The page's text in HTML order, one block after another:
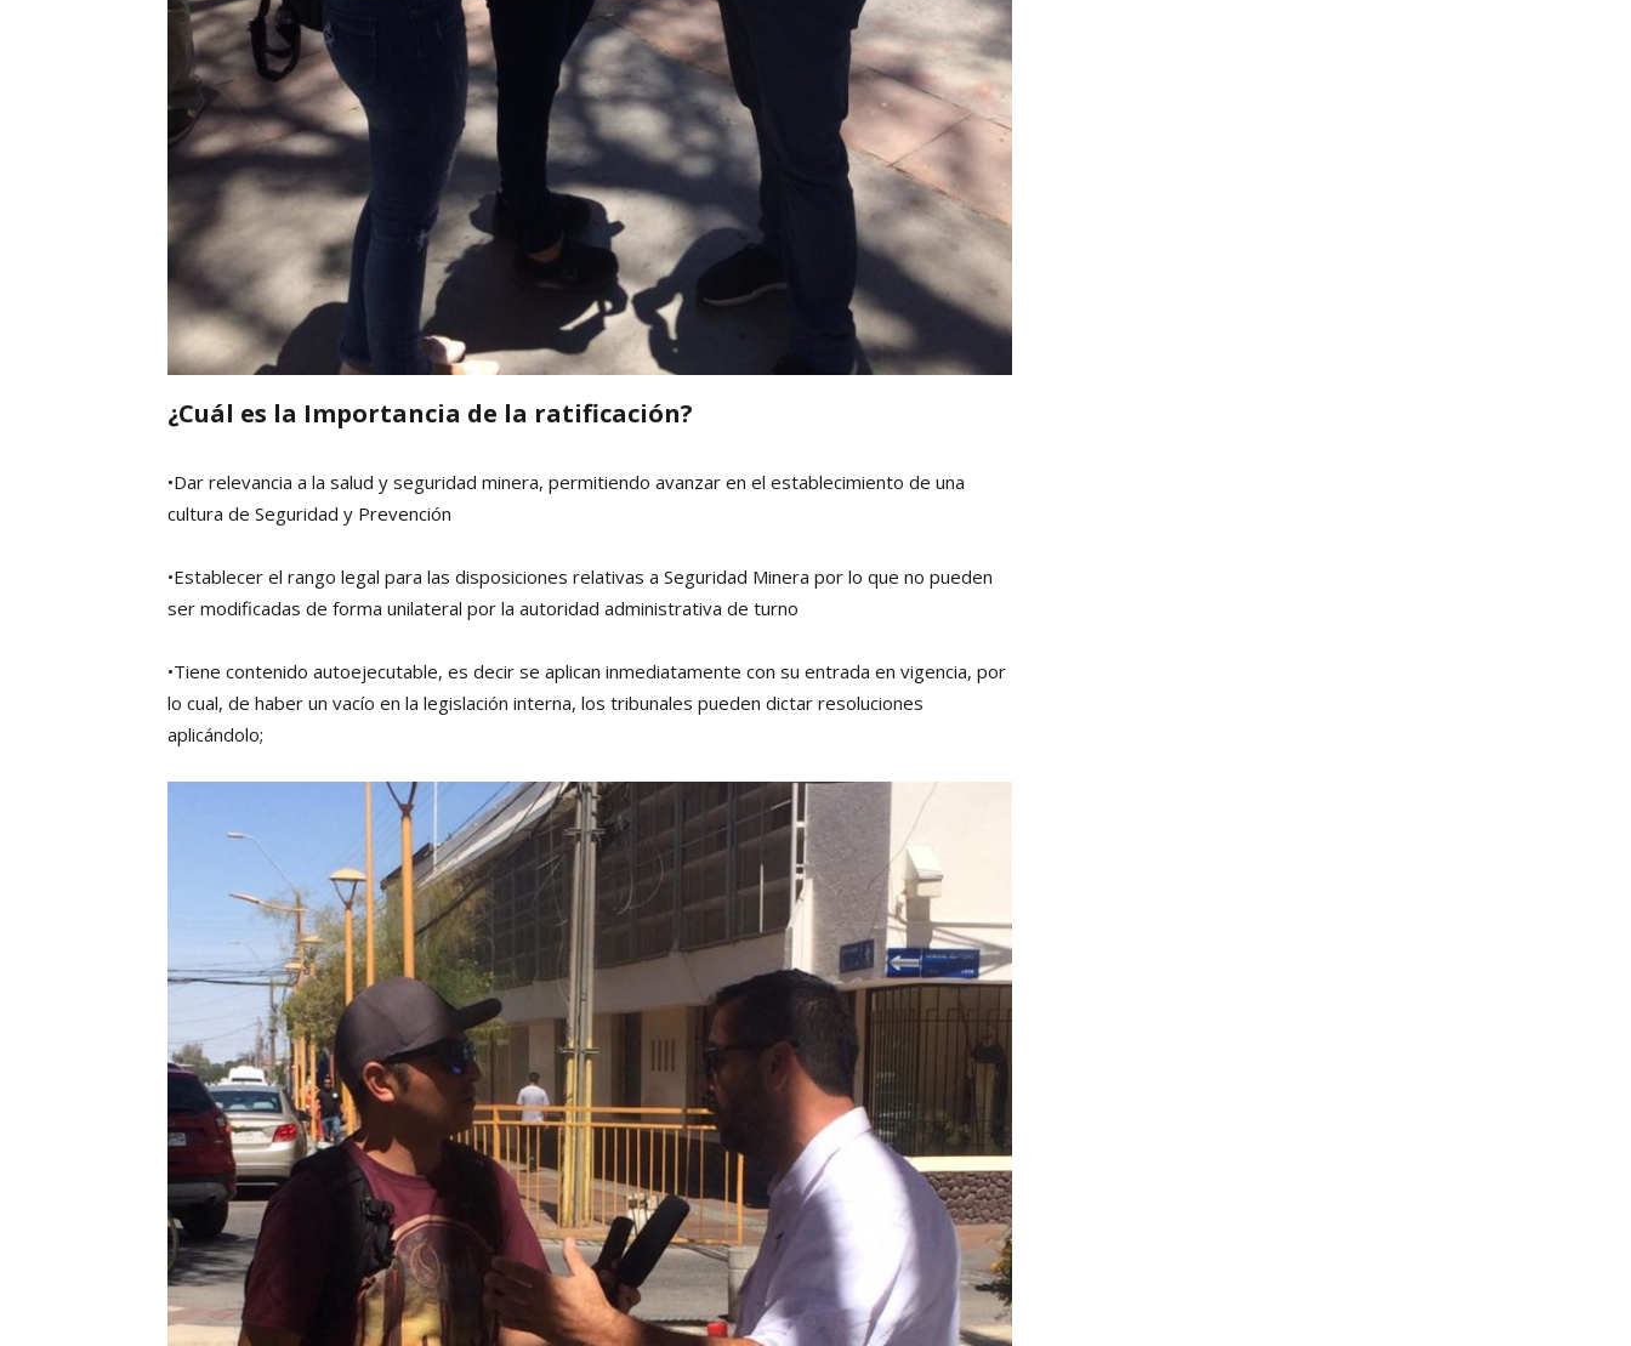
¿Cuál es la Importancia de la ratificación?
•Dar relevancia a la salud y seguridad minera, permitiendo avanzar en el establecimiento de una
cultura de Seguridad y Prevención
•Establecer el rango legal para las disposiciones relativas a Seguridad Minera por lo que no pueden
ser modificadas de forma unilateral por la autoridad administrativa de turno
•Tiene contenido autoejecutable, es decir se aplican inmediatamente con su entrada en vigencia, por
lo cual, de haber un vacío en la legislación interna, los tribunales pueden dictar resoluciones
aplicándolo;